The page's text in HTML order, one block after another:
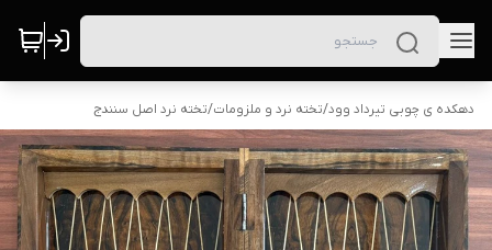
دهکده ی چوبی تیرداد وود/تخته نرد و ملزومات/تخته نرد اصل سنندج